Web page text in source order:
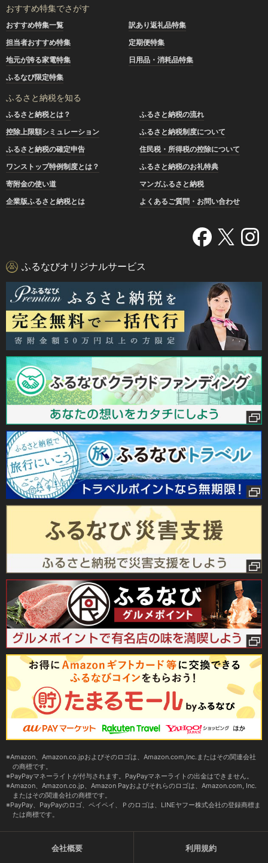
おすすめ特集でさがす
おすすめ特集一覧
訳あり返礼品特集
担当者おすすめ特集
定期便特集
地元が誇る家電特集
日用品・消耗品特集
ふるなび限定特集
ふるさと納税を知る
ふるさと納税とは？
ふるさと納税の流れ
控除上限額シミュレーション
ふるさと納税制度について
ふるさと納税の確定申告
住民税・所得税の控除について
ワンストップ特例制度とは？
ふるさと納税のお礼特典
寄附金の使い道
マンガふるさと納税
企業版ふるさと納税とは
よくあるご質問・お問い合わせ
ふるなびオリジナルサービス
Amazon、Amazon.co.jpおよびそのロゴは、Amazon.com,Inc.またはその関連会社
の商標です。
PayPayマネーライトが付与されます。PayPayマネーライトの出金はできません。
Amazon、Amazon.co.jp、Amazon Payおよびそれらのロゴは、Amazon.com, Inc.
またはその関連会社の商標です。
PayPay、PayPayのロゴ、ペイペイ、Ｐのロゴは、LINEヤフー株式会社の登録商標ま
たは商標です。
会社概要 利用規約